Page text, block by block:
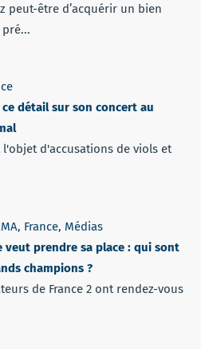
peut-être d’acquérir un bien
détail sur son concert au
d'accusations de viols et
, France, Médias
veut prendre sa place : qui sont
champions ?
de France 2 ont rendez-vous